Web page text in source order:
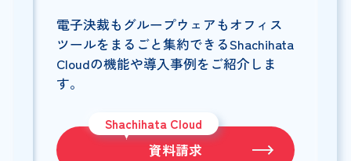
電子決裁もグループウェアもオフィス
ツールをまるごと集約できるShachihata
Cloudの機能や導入事例をご紹介しま
す。
Shachihata Cloud
資料請求